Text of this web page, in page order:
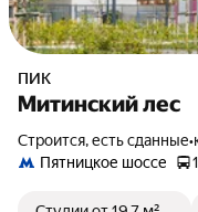
ПИК
Митинский лес
Строится, есть сданные•
Пятницкое шоссе